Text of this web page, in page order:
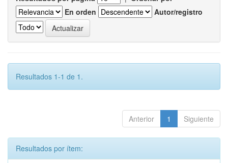
En orden
Autor/registro
Resultados 1-1 de 1.
Anterior 1 Siguiente
Resultados por ítem: